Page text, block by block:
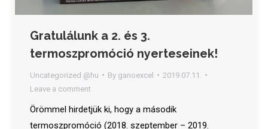
Gratulálunk a 2. és 3.
termoszpromóció nyerteseinek!
Uncategorized @hu By ganoexcel
2019.07.11.
Leave a comment
Örömmel hirdetjük ki, hogy a második
termoszpromóció (2018. szeptember – 2019.